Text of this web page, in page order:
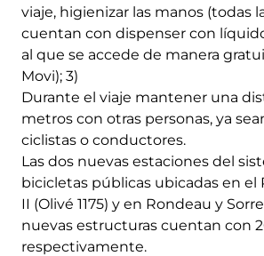
viaje, higienizar las manos (todas
cuentan con dispenser con
al que se accede de manera
Movi); 3)
Durante el viaje mantener una
metros con otras personas, ya
ciclistas o conductores.
Las dos nuevas estaciones del
bicicletas públicas ubicadas en el
II (Olivé 1175) y en Rondeau y
nuevas estructuras cuentan con
respectivamente.